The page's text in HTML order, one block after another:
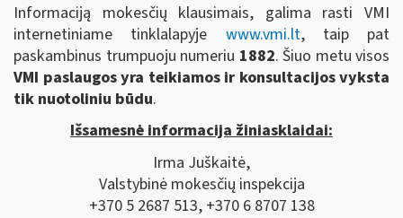
Informaciją mokesčių klausimais, galima rasti VMI
internetiniame tinklalapyje www.vmi.lt, taip pat
paskambinus trumpuoju numeriu 1882. Šiuo metu visos
VMI paslaugos yra teikiamos ir konsultacijos vyksta
tik nuotoliniu būdu.
Išsamesnė informacija žiniasklaidai:
Irma Juškaitė,
Valstybinė mokesčių inspekcija
+370 5 2687 513, +370 6 8707 138